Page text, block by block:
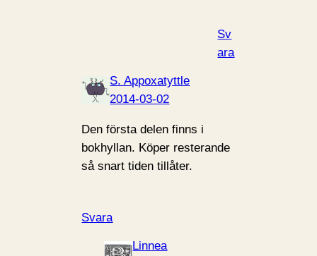
Sv
ara
S. Appoxatyttle
2014-03-02
Den första delen finns i
bokhyllan. Köper resterande
så snart tiden tillåter.
Svara
Linnea